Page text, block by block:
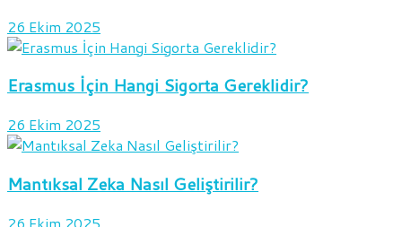
26 Ekim 2025
Erasmus İçin Hangi Sigorta Gereklidir?
26 Ekim 2025
Mantıksal Zeka Nasıl Geliştirilir?
26 Ekim 2025